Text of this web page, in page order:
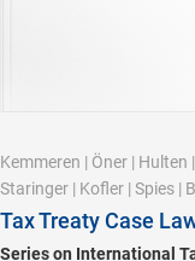
Kemmeren | Öner | Hulten |
Staringer | Kofler | Spies |
Tax Treaty Case
Series on International